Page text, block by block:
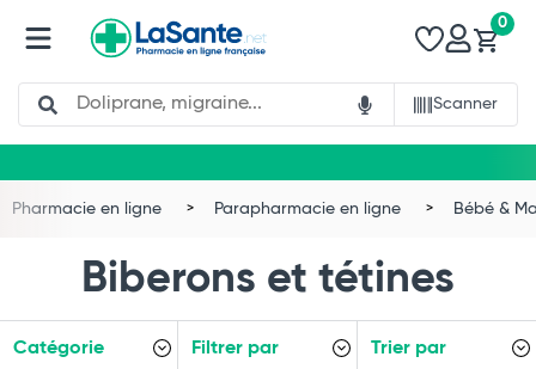
Search
Scanner
0
Pharmacie en ligne Parapharmacie en ligne Bébé &
Biberons et tétines
Catégorie Filtrer par Trier par